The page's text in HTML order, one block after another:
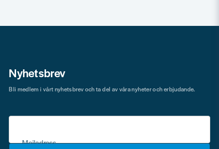
Nyhetsbrev
Mejladress
Bli medlem i vårt nyhetsbrev och ta del av våra nyheter och erbjudande.